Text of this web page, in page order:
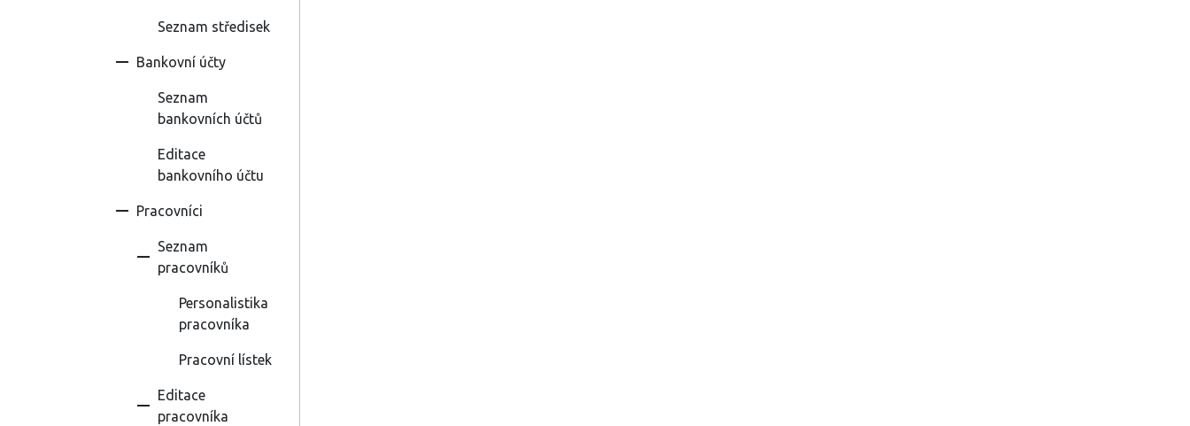
Seznam středisek
Bankovní účty
Seznam
bankovních účtů
Editace
bankovního účtu
Pracovníci
Seznam
pracovníků
Personalistika
pracovníka
Pracovní lístek
Editace
pracovníka